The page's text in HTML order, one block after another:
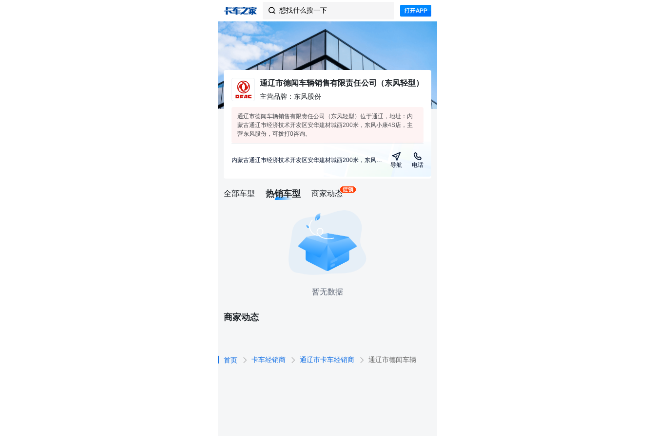
 想找什么搜一下
通辽市德闻车辆销售有限责任公司（东风轻型）
主营品牌：东风股份
通辽市德闻车辆销售有限责任公司（东风轻型）位于通辽，地址：内
蒙古通辽市经济技术开发区安华建材城西200米，东风小康4S店，主
营东风股份，可拨打0咨询。
内蒙古通辽市经济技术开发区安华建材城西200米，东风小康4S店
导航 电话
全部车型 热销车型 商家动态
暂无数据
商家动态
首页 卡车经销商 通辽市卡车经销商 通辽市德闻车辆